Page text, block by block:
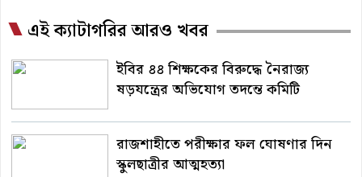
এই ক্যাটাগরির আরও খবর
ইবির ৪৪ শিক্ষকের বিরুদ্ধে নৈরাজ্য
ষড়যন্ত্রের অভিযোগ তদন্তে কমিটি
রাজশাহীতে পরীক্ষার ফল ঘোষণার দিন
স্কুলছাত্রীর আত্মহত্যা